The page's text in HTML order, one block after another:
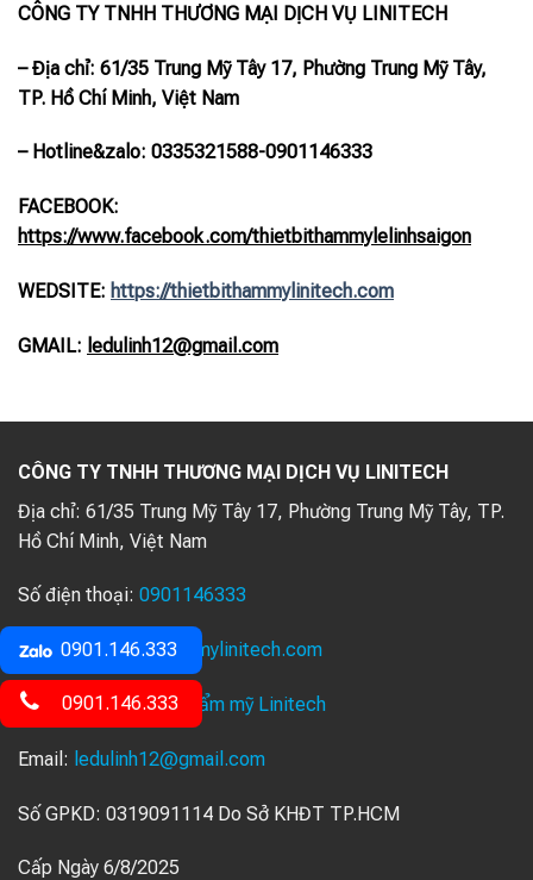
CÔNG TY TNHH THƯƠNG MẠI DỊCH VỤ LINITECH
– Địa chỉ: 61/35 Trung Mỹ Tây 17, Phường Trung Mỹ Tây,
TP. Hồ Chí Minh, Việt Nam
– Hotline&zalo: 0335321588-0901146333
FACEBOOK:
https://www.facebook.com/thietbithammylelinhsaigon
WEDSITE: https://thietbithammylinitech.com
GMAIL: ledulinh12@gmail.com
CÔNG TY TNHH THƯƠNG MẠI DỊCH VỤ LINITECH
Địa chỉ: 61/35 Trung Mỹ Tây 17, Phường Trung Mỹ Tây, TP.
Hồ Chí Minh, Việt Nam
Số điện thoại: 0901146333
Website:thietbithammylinitech.com
Facebook: Thiết bị thẩm mỹ Linitech
Email: ledulinh12@gmail.com
Số GPKD: 0319091114 Do Sở KHĐT TP.HCM
Cấp Ngày 6/8/2025
0901.146.333
0901.146.333